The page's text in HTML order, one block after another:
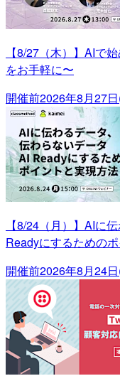
【8/27（木）】AIで
をお手軽に〜
開催前2026年8月27
【8/24（月）】AIに
Readyにするための
開催前2026年8月24